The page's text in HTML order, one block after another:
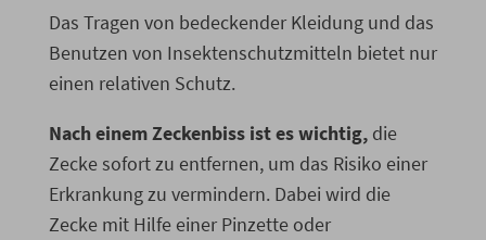
Das Tragen von bedeckender Kleidung und das
Benutzen von Insektenschutzmitteln bietet nur
einen relativen Schutz.
Nach einem Zeckenbiss ist es wichtig, die
Zecke sofort zu entfernen, um das Risiko einer
Erkrankung zu vermindern. Dabei wird die
Zecke mit Hilfe einer Pinzette oder